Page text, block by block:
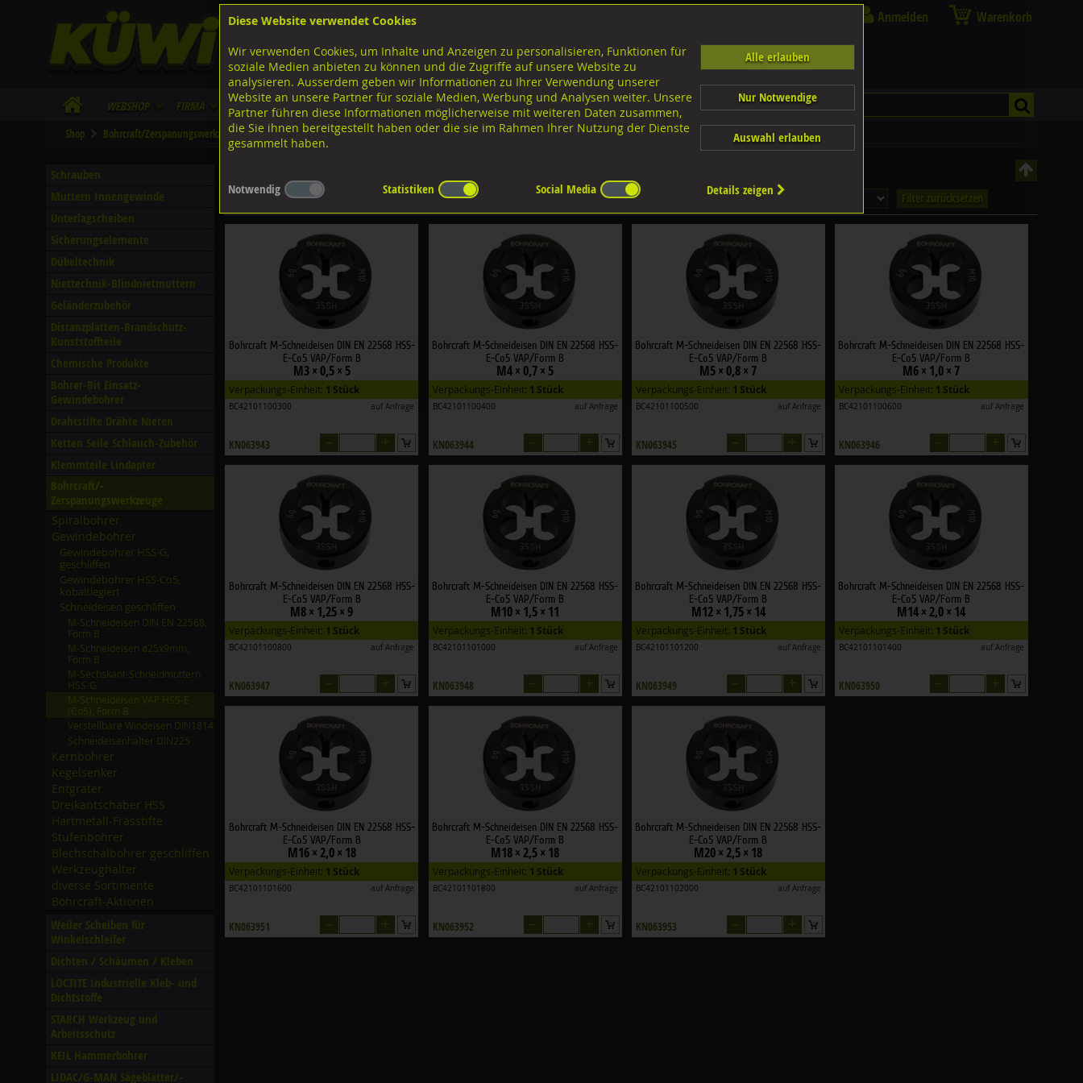
Lagerstrasse 8
Tel. 043 455 20 30
FB
IG
WebShop Firma Lieferinfo Infos/Downloads
Anmelden Warenkorb
Shop Bohrcraft/Zerspanungswerkzeuge Gewindebohrer Schneideisen geschliffen M-Schneideisen VAP HSS-E (Co5), Form B
Schrauben
Muttern Innengewinde
Unterlagscheiben
Sicherungselemente
Dübeltechnik
Niettechnik-Blindnietmuttern
Geländerzubehör
Distanzplatten-Brandschutz-
Kunststoffteile
Chemische Produkte
Bohrer-Bit Einsatz-
Gewindebohrer
Drahtstifte Drähte Nieten
Ketten Seile Schlauch-Zubehör
Klemmteile Lindapter
Spiralbohrer
Gewindebohrer
Gewindebohrer HSS-G,
geschliffen
Gewindebohrer HSS-Co5,
kobaltlegiert
Schneideisen geschliffen
M-Schneideisen DIN EN 22568,
Form B
M-Schneideisen ø25x9mm,
Form B
M-Sechskant-Schneidmuttern
HSS-G
Verstellbare Windeisen DIN1814
Schneideisenhalter DIN225
Kernbohrer
Kegelsenker
Entgrater
Dreikantschaber HSS
Hartmetall-Frässtifte
Stufenbohrer
Blechschälbohrer geschliffen
Werkzeughalter
diverse Sortimente
Bohrcraft-Aktionen
Weiler Scheiben für
Winkelschleifer
Dichten /­ Schäumen /­ Kleben
LOCTITE Industrielle Kleb- und
Dichtstoffe
STARCH Werkzeug und
Arbeitsschutz
KEIL Hammerbohrer
LIDAC/­G-MAN Sägeblätter/­
Filter nach Dimensionen: × × Filter zurücksetzen
Bohrcraft M-Schneideisen DIN EN 22568 HSS-
E-Co5 VAP/Form B
M3 × 0,5 × 5
Verpackungs-Einheit: 1 Stück
BC42101100300 auf Anfrage
KN063943
Bohrcraft M-Schneideisen DIN EN 22568 HSS-
E-Co5 VAP/Form B
M4 × 0,7 × 5
Verpackungs-Einheit: 1 Stück
BC42101100400 auf Anfrage
KN063944
Bohrcraft M-Schneideisen DIN EN 22568 HSS-
E-Co5 VAP/Form B
M5 × 0,8 × 7
Verpackungs-Einheit: 1 Stück
BC42101100500 auf Anfrage
KN063945
Bohrcraft M-Schneideisen DIN EN 22568 HSS-
E-Co5 VAP/Form B
M6 × 1,0 × 7
Verpackungs-Einheit: 1 Stück
BC42101100600 auf Anfrage
KN063946
Bohrcraft M-Schneideisen DIN EN 22568 HSS-
E-Co5 VAP/Form B
M8 × 1,25 × 9
Verpackungs-Einheit: 1 Stück
BC42101100800 auf Anfrage
KN063947
Bohrcraft M-Schneideisen DIN EN 22568 HSS-
E-Co5 VAP/Form B
M10 × 1,5 × 11
Verpackungs-Einheit: 1 Stück
BC42101101000 auf Anfrage
KN063948
Bohrcraft M-Schneideisen DIN EN 22568 HSS-
E-Co5 VAP/Form B
M12 × 1,75 × 14
Verpackungs-Einheit: 1 Stück
BC42101101200 auf Anfrage
KN063949
Bohrcraft M-Schneideisen DIN EN 22568 HSS-
E-Co5 VAP/Form B
M14 × 2,0 × 14
Verpackungs-Einheit: 1 Stück
BC42101101400 auf Anfrage
KN063950
Bohrcraft M-Schneideisen DIN EN 22568 HSS-
E-Co5 VAP/Form B
M16 × 2,0 × 18
Verpackungs-Einheit: 1 Stück
BC42101101600 auf Anfrage
KN063951
Bohrcraft M-Schneideisen DIN EN 22568 HSS-
E-Co5 VAP/Form B
M18 × 2,5 × 18
Verpackungs-Einheit: 1 Stück
BC42101101800 auf Anfrage
KN063952
Bohrcraft M-Schneideisen DIN EN 22568 HSS-
E-Co5 VAP/Form B
M20 × 2,5 × 18
Verpackungs-Einheit: 1 Stück
BC42101102000 auf Anfrage
KN063953
Diese Website verwendet Cookies
Wir verwenden Cookies, um Inhalte und Anzeigen zu personalisieren, Funktionen für
soziale Medien anbieten zu können und die Zugriffe auf unsere Website zu
analysieren. Ausserdem geben wir Informationen zu Ihrer Verwendung unserer
Website an unsere Partner für soziale Medien, Werbung und Analysen weiter. Unsere
Partner führen diese Informationen möglicherweise mit weiteren Daten zusammen,
die Sie ihnen bereitgestellt haben oder die sie im Rahmen Ihrer Nutzung der Dienste
gesammelt haben.
Alle erlauben
Nur Notwendige
Auswahl erlauben
Notwendig Statistiken Social Media Details zeigen